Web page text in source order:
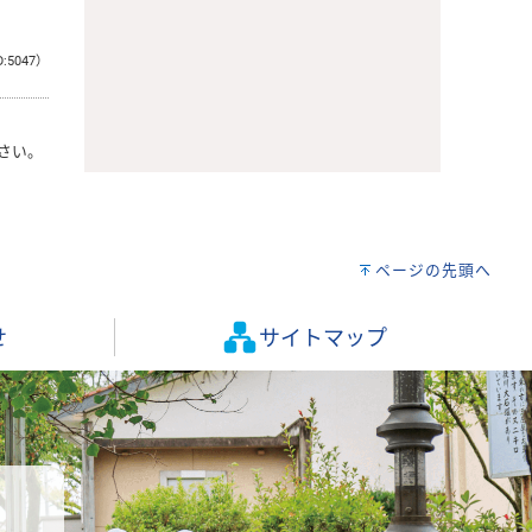
）
い。
ページの先頭へ
サイトマップ